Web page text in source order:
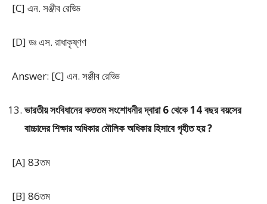
[C] এন. সঞ্জীব রেড্ডি
[D] ডঃ এস. রাধাকৃষ্ণণ
Answer: [C] এন. সঞ্জীব রেড্ডি
ভারতীয় সংবিধানের কততম সংশোধনীর দ্বারা 6 থেকে 14 বছর বয়সের
বাচ্চাদের শিক্ষার অধিকার মৌলিক অধিকার হিসাবে গৃহীত হয় ?
[A] 83তম
[B] 86তম